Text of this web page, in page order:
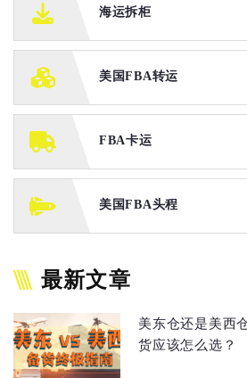
海运拆柜
美国FBA转运
FBA卡运
美国FBA头程
最新文章
美东仓还是美西
货应该怎么选？